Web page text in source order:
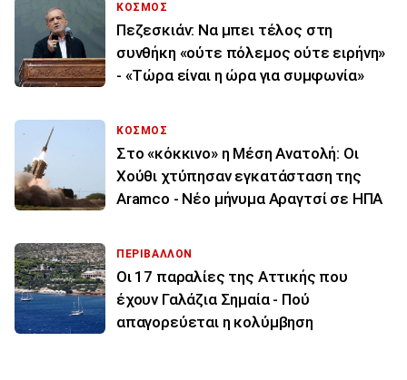
ΚΟΣΜΟΣ
Πεζεσκιάν: Να μπει τέλος στη
συνθήκη «ούτε πόλεμος ούτε ειρήνη»
- «Τώρα είναι η ώρα για συμφωνία»
ΚΟΣΜΟΣ
Στο «κόκκινο» η Μέση Ανατολή: Οι
Χούθι χτύπησαν εγκατάσταση της
Aramco - Νέο μήνυμα Αραγτσί σε ΗΠΑ
ΠΕΡΙΒΑΛΛΟΝ
Οι 17 παραλίες της Αττικής που
έχουν Γαλάζια Σημαία - Πού
απαγορεύεται η κολύμβηση